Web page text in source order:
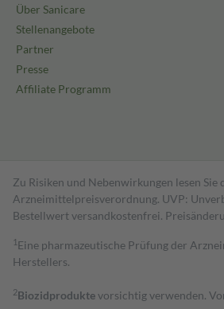
Über Sanicare
Stellenangebote
Partner
Presse
Affiliate Programm
Zu Risiken und Nebenwirkungen lesen
Arzneimittelpreisverordnung. UVP:
Bestell­wert versand­kosten­frei.
1 Eine pharmazeutische Prüfung der
Herstellers.
2Biozidproduktevorsichtig verwenden.